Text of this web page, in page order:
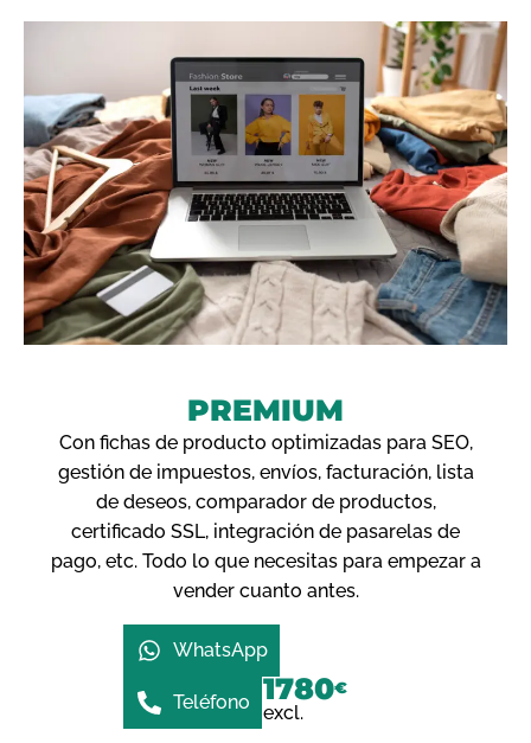
PREMIUM
Con fichas de producto optimizadas para SEO,
gestión de impuestos, envíos, facturación, lista
de deseos, comparador de productos,
certificado SSL, integración de pasarelas de
pago, etc. Todo lo que necesitas para empezar a
vender cuanto antes.
1930 1780€
IVA excl.
WhatsApp
Teléfono